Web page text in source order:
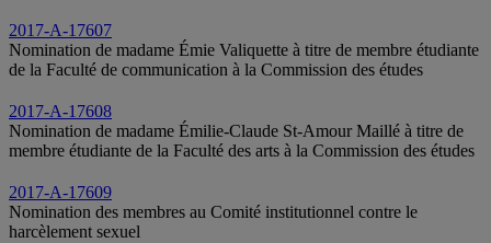
2017-A-17607
Nomination de madame Émie Valiquette à titre de membre étudiante
de la Faculté de communication à la Commission des études
2017-A-17608
Nomination de madame Émilie-Claude St-Amour Maillé à titre de
membre étudiante de la Faculté des arts à la Commission des études
2017-A-17609
Nomination des membres au Comité institutionnel contre le
harcèlement sexuel